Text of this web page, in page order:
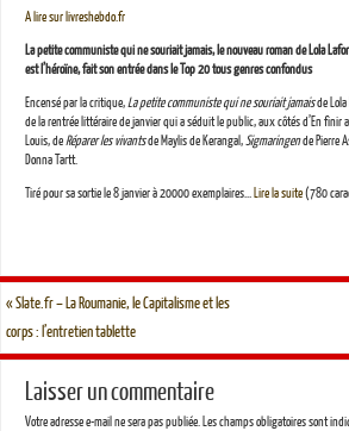
A lire sur livreshebdo.fr
La petite communiste qui ne souriait jamais, le nouveau roman de Lola
est l’héroïne, fait son entrée dans le Top 20 tous genres confondus
Encensé par la critique,La petite communiste qui ne souriait jamaisde
de la rentrée littéraire de janvier qui a séduit le public, aux côtés d’En finir
Louis, deRéparer les vivantsde Maylis de Kerangal,Sigmaringende Pierre
Donna Tartt.
Tiré pour sa sortie le 8 janvier à 20000 exemplaires… Lire la suite(780
«Slate.fr – La Roumanie, le Capitalisme et les
corps : l’entretien tablette
Laisser un commentaire
Votre adresse e-mail ne sera pas publiée. Les champs obligatoires sont